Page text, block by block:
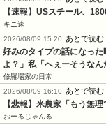
【速報】USスチール、
キニ速
2026/08/09 15:20
あとで読む
好みのタイプの話になっ
よ？」私「へぇーそうな
修羅場家の日常
2026/08/09 16:10
あとで読む
【悲報】米農家「もう無
おーるじゃんる